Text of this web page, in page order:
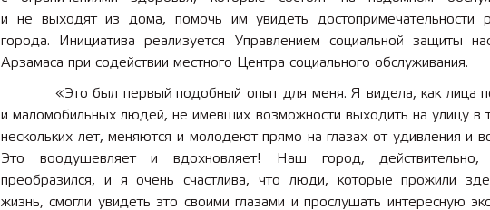
и не выходят из дома, помочь им увидеть достопримечательности
города. Инициатива реализуется Управлением социальной защиты
Арзамаса при содействии местного Центра социального обслуживания.
«Это был первый подобный опыт для меня. Я видела, как лица
и маломобильных людей, не имевших возможности выходить на улицу в
нескольких лет, меняются и молодеют прямо на глазах от удивления и
Это воодушевляет и вдохновляет! Наш город, действительно,
преобразился, и я очень счастлива, что люди, которые прожили
жизнь, смогли увидеть это своими глазами и прослушать интересную